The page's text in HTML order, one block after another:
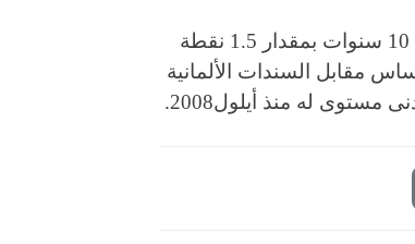
وعلى صعيد إيطاليا، انخفضت عوائد السندات الحكومية لأجل 10 سنوات بمقدار 1.5 نقطة
في المائة، مع فارق قدره 64 نقطة أساس مقابل السندات الألمانية